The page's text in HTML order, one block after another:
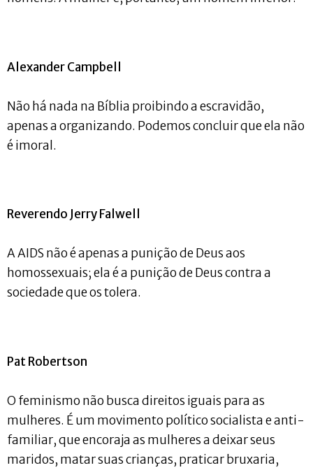
Alexander Campbell
Não há nada na Bíblia proibindo a escravidão,
apenas a organizando. Podemos concluir que ela não
é imoral.
Reverendo Jerry Falwell
A AIDS não é apenas a punição de Deus aos
homossexuais; ela é a punição de Deus contra a
sociedade que os tolera.
Pat Robertson
O feminismo não busca direitos iguais para as
mulheres. É um movimento político socialista e anti-
familiar, que encoraja as mulheres a deixar seus
maridos, matar suas crianças, praticar bruxaria,